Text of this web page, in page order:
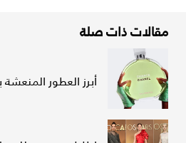
مقالات ذات صلة
أبرز العطور